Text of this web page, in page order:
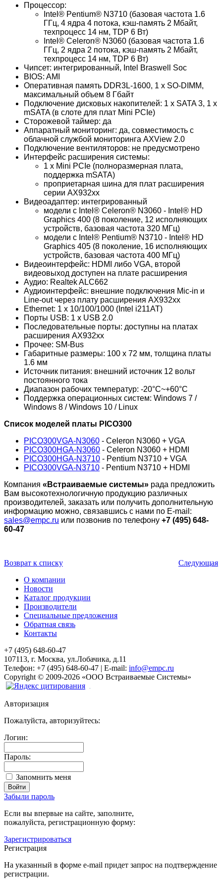
Процессор:
Intel® Pentium® N3710 (базовая частота 1.6
ГГц, 4 ядра 4 потока, кэш-память 2 Мбайт,
техпроцесс 14 нм, TDP 6 Вт)
Intel® Celeron® N3060 (базовая частота 1.6
ГГц, 2 ядра 2 потока, кэш-память 2 Мбайт,
техпроцесс 14 нм, TDP 6 Вт)
Чипсет: интегрированный, Intel Braswell Soc
BIOS: AMI
Оперативная память DDR3L-1600, 1 x SO-DIMM,
максимальный объем 8 Гбайт
Подключение дисковых накопителей: 1 x SATA 3, 1 x
mSATA (в слоте для плат Mini PCIe)
Сторожевой таймер: да
Аппаратный мониторинг: да, совместимость с
облачной службой мониторинга AXView 2.0
Подключение вентиляторов: не предусмотрено
Интерфейс расширения системы:
1 x Mini PCIe (полноразмерная плата,
поддержка mSATA)
проприетарная шина для плат расширения
серии AX932xx
Видеоадаптер: интегрированный
модели с Intel® Celeron® N3060 - Intel® HD
Graphics 400 (8 поколение, 12 исполняющих
устройств, базовая частота 320 МГц)
модели с Intel® Pentium® N3710 - Intel® HD
Graphics 405 (8 поколение, 16 исполняющих
устройств, базовая частота 400 МГц)
Видеоинтерфейс: HDMI либо VGA, второй
видеовыход доступен на плате расширения
Аудио: Realtek ALC662
Аудиоинтерфейс: внешние подключения Mic-in и
Line-out через плату расширения AX932xx
Ethernet: 1 x 10/100/1000 (Intel i211AT)
Порты USB: 1 x USB 2.0
Последовательные порты: доступны на платах
расширения AX932xx
Прочее: SM-Bus
Габаритные размеры: 100 x 72 мм, толщина платы
1.6 мм
Источник питания: внешний источник 12 вольт
постоянного тока
Диапазон рабочих температур: -20°C~+60°C
Поддержка операционных систем: Windows 7 /
Windows 8 / Windows 10 / Linux
Список моделей платы PICO300
PICO300VGA-N3060 - Celeron N3060 + VGA
PICO300HGA-N3060 - Celeron N3060 + HDMI
PICO300HGA-N3710 - Pentium N3710 + VGA
PICO300VGA-N3710 - Pentium N3710 + HDMI
Компания «Встраиваемые системы» рада предложить
Вам высокотехнологичную продукцию различных
производителей, заказать или получить дополнительную
информацию можно, связавшись с нами по E-mail:
sales@empc.ru или позвонив по телефону +7 (495) 648-
60-47
Возврат к списку
Следующая
О компании
Новости
Каталог продукции
Производители
Специальные предложения
Обратная связь
Контакты
+7 (495) 648-60-47
107113, г. Москва, ул.Лобачика, д.11
Телефон: +7 (495) 648-60-47 | E-mail: info@empc.ru
Copyright © 2009-2026 «ООО Встраиваемые Системы»
Авторизация
Пожалуйста, авторизуйтесь:
Логин:
Пароль:
Запомнить меня
Забыли пароль
Если вы впервые на сайте, заполните,
пожалуйста, регистрационную форму:
Зарегистрироваться
Регистрация
На указанный в форме e-mail придет запрос на подтверждение
регистрации.